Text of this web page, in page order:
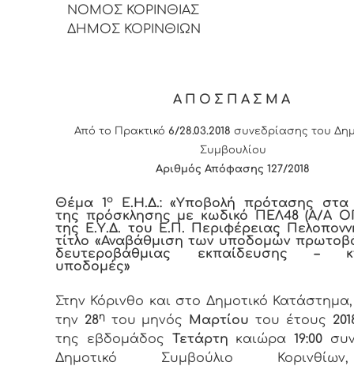
ΝΟΜΟΣ ΚΟΡΙΝΘΙΑΣ
ΔΗΜΟΣ ΚΟΡΙΝΘΙΩΝ
ΑΠΟΣΠΑΣΜΑ
Από το Πρακτικό 6/28.03.2018 συνεδρίασης του
Συμβουλίου
Αριθμός Απόφασης127/2018
Θέμα 1οΕ.Η.Δ.: «Υποβολή πρότασης στα
της πρόσκλησης με κωδικό ΠΕΛ48 (Α/Α
της Ε.Υ.Δ. του Ε.Π. Περιφέρειας
τίτλο «Αναβάθμιση των υποδομών
δευτεροβάθμιας εκπαίδευσης –
υποδομές»
Στην Κόρινθο και στο Δημοτικό
την 28η του μηνός Μαρτίου του έτους
της εβδομάδος Τετάρτη καιώρα19:00
Δημοτικό Συμβούλιο